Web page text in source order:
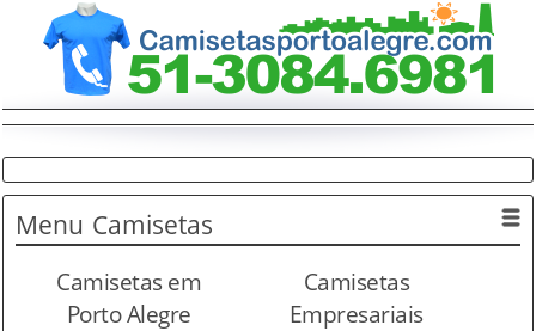
Menu Camisetas
Camisetas em
Porto Alegre
Camisetas
Empresariais